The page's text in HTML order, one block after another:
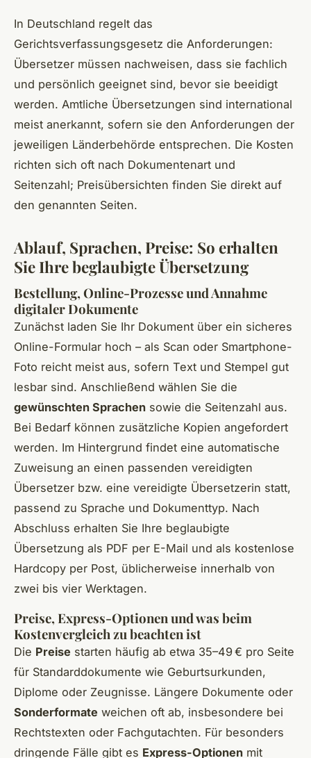
In Deutschland regelt das
Gerichtsverfassungsgesetz die Anforderungen:
Übersetzer müssen nachweisen, dass sie fachlich
und persönlich geeignet sind, bevor sie beeidigt
werden. Amtliche Übersetzungen sind international
meist anerkannt, sofern sie den Anforderungen der
jeweiligen Länderbehörde entsprechen. Die Kosten
richten sich oft nach Dokumentenart und
Seitenzahl; Preisübersichten finden Sie direkt auf
den genannten Seiten.
Ablauf, Sprachen, Preise: So erhalten
Sie Ihre beglaubigte Übersetzung
Bestellung, Online-Prozesse und Annahme
digitaler Dokumente
Zunächst laden Sie Ihr Dokument über ein sicheres
Online-Formular hoch – als Scan oder Smartphone-
Foto reicht meist aus, sofern Text und Stempel gut
lesbar sind. Anschließend wählen Sie die
gewünschten Sprachen sowie die Seitenzahl aus.
Bei Bedarf können zusätzliche Kopien angefordert
werden. Im Hintergrund findet eine automatische
Zuweisung an einen passenden vereidigten
Übersetzer bzw. eine vereidigte Übersetzerin statt,
passend zu Sprache und Dokumenttyp. Nach
Abschluss erhalten Sie Ihre beglaubigte
Übersetzung als PDF per E-Mail und als kostenlose
Hardcopy per Post, üblicherweise innerhalb von
zwei bis vier Werktagen.
Preise, Express-Optionen und was beim
Kostenvergleich zu beachten ist
Die Preise starten häufig ab etwa 35–49 € pro Seite
für Standarddokumente wie Geburtsurkunden,
Diplome oder Zeugnisse. Längere Dokumente oder
Sonderformate weichen oft ab, insbesondere bei
Rechtstexten oder Fachgutachten. Für besonders
dringende Fälle gibt es Express-Optionen mit